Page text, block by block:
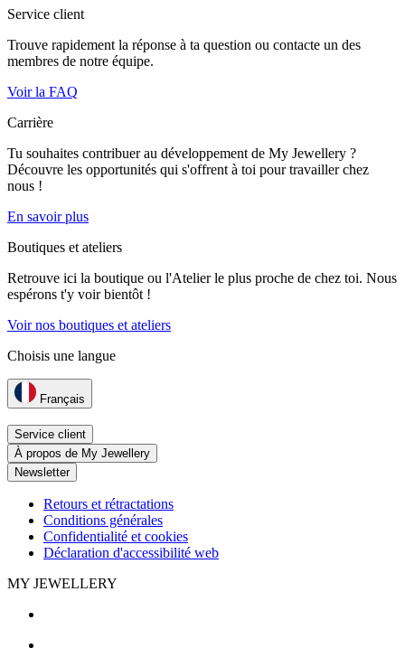
Service client
Trouve rapidement la réponse à ta question ou contacte un des
membres de notre équipe.
Voir la FAQ
Carrière
Tu souhaites contribuer au développement de My Jewellery ?
Découvre les opportunités qui s'offrent à toi pour travailler chez
nous !
En savoir plus
Boutiques et ateliers
Retrouve ici la boutique ou l'Atelier le plus proche de chez toi. Nous
espérons t'y voir bientôt !
Voir nos boutiques et ateliers
Choisis une langue
Français
Service client
À propos de My Jewellery
Newsletter
Retours et rétractations
Conditions générales
Confidentialité et cookies
Déclaration d'accessibilité web
MY JEWELLERY